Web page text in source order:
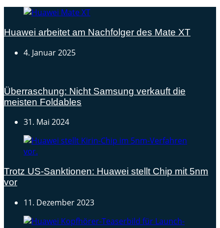
Huawei arbeitet am Nachfolger des Mate XT
4. Januar 2025
Überraschung: Nicht Samsung verkauft die
meisten Foldables
31. Mai 2024
Trotz US-Sanktionen: Huawei stellt Chip mit 5nm
vor
11. Dezember 2023